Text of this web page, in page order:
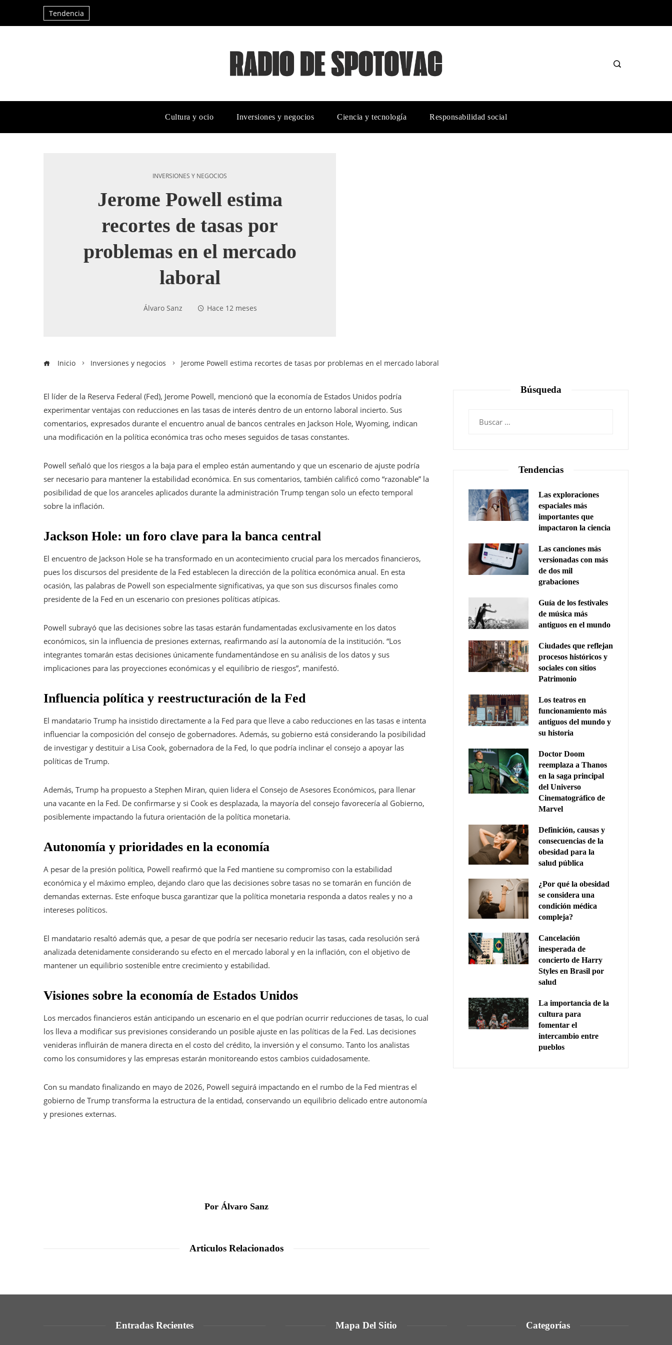
Tendencia
Cultura y ocio Inversiones y negocios Ciencia y tecnología Responsabilidad social
INVERSIONES Y NEGOCIOS
Jerome Powell estima
recortes de tasas por
problemas en el mercado
laboral
Álvaro Sanz Hace 12 meses
Inicio Inversiones y negocios Jerome Powell estima recortes de tasas por problemas en el mercado laboral
El líder de la Reserva Federal (Fed), Jerome Powell, mencionó que la economía de Estados Unidos podría
experimentar ventajas con reducciones en las tasas de interés dentro de un entorno laboral incierto. Sus
comentarios, expresados durante el encuentro anual de bancos centrales en Jackson Hole, Wyoming, indican
una modificación en la política económica tras ocho meses seguidos de tasas constantes.
Powell señaló que los riesgos a la baja para el empleo están aumentando y que un escenario de ajuste podría
ser necesario para mantener la estabilidad económica. En sus comentarios, también calificó como “razonable” la
posibilidad de que los aranceles aplicados durante la administración Trump tengan solo un efecto temporal
sobre la inflación.
Jackson Hole: un foro clave para la banca central
El encuentro de Jackson Hole se ha transformado en un acontecimiento crucial para los mercados financieros,
pues los discursos del presidente de la Fed establecen la dirección de la política económica anual. En esta
ocasión, las palabras de Powell son especialmente significativas, ya que son sus discursos finales como
presidente de la Fed en un escenario con presiones políticas atípicas.
Powell subrayó que las decisiones sobre las tasas estarán fundamentadas exclusivamente en los datos
económicos, sin la influencia de presiones externas, reafirmando así la autonomía de la institución. “Los
integrantes tomarán estas decisiones únicamente fundamentándose en su análisis de los datos y sus
implicaciones para las proyecciones económicas y el equilibrio de riesgos”, manifestó.
Influencia política y reestructuración de la Fed
El mandatario Trump ha insistido directamente a la Fed para que lleve a cabo reducciones en las tasas e intenta
influenciar la composición del consejo de gobernadores. Además, su gobierno está considerando la posibilidad
de investigar y destituir a Lisa Cook, gobernadora de la Fed, lo que podría inclinar el consejo a apoyar las
políticas de Trump.
Además, Trump ha propuesto a Stephen Miran, quien lidera el Consejo de Asesores Económicos, para llenar
una vacante en la Fed. De confirmarse y si Cook es desplazada, la mayoría del consejo favorecería al Gobierno,
posiblemente impactando la futura orientación de la política monetaria.
Autonomía y prioridades en la economía
A pesar de la presión política, Powell reafirmó que la Fed mantiene su compromiso con la estabilidad
económica y el máximo empleo, dejando claro que las decisiones sobre tasas no se tomarán en función de
demandas externas. Este enfoque busca garantizar que la política monetaria responda a datos reales y no a
intereses políticos.
El mandatario resaltó además que, a pesar de que podría ser necesario reducir las tasas, cada resolución será
analizada detenidamente considerando su efecto en el mercado laboral y en la inflación, con el objetivo de
mantener un equilibrio sostenible entre crecimiento y estabilidad.
Visiones sobre la economía de Estados Unidos
Los mercados financieros están anticipando un escenario en el que podrían ocurrir reducciones de tasas, lo cual
los lleva a modificar sus previsiones considerando un posible ajuste en las políticas de la Fed. Las decisiones
venideras influirán de manera directa en el costo del crédito, la inversión y el consumo. Tanto los analistas
como los consumidores y las empresas estarán monitoreando estos cambios cuidadosamente.
Con su mandato finalizando en mayo de 2026, Powell seguirá impactando en el rumbo de la Fed mientras el
gobierno de Trump transforma la estructura de la entidad, conservando un equilibrio delicado entre autonomía
y presiones externas.
Por Álvaro Sanz
Articulos Relacionados
Búsqueda
Tendencias
Las exploraciones
espaciales más
importantes que
impactaron la ciencia
Las canciones más
versionadas con más
de dos mil
grabaciones
Guía de los festivales
de música más
antiguos en el mundo
Ciudades que reflejan
procesos históricos y
sociales con sitios
Patrimonio
Los teatros en
funcionamiento más
antiguos del mundo y
su historia
Doctor Doom
reemplaza a Thanos
en la saga principal
del Universo
Cinematográfico de
Marvel
Definición, causas y
consecuencias de la
obesidad para la
salud pública
¿Por qué la obesidad
se considera una
condición médica
compleja?
Cancelación
inesperada de
concierto de Harry
Styles en Brasil por
salud
La importancia de la
cultura para
fomentar el
intercambio entre
pueblos
Entradas Recientes Mapa Del Sitio Categorías